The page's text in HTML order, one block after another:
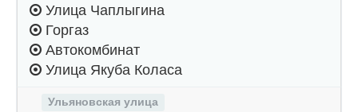
Улица Чаплыгина
Горгаз
Автокомбинат
Улица Якуба Коласа
Ульяновская улица